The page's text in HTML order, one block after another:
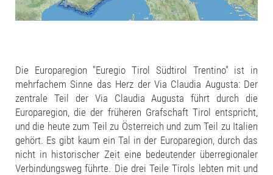
Die Europaregion "Euregio Tirol Südtirol Trentino" ist in
mehrfachem Sinne das Herz der Via Claudia Augusta: Der
zentrale Teil der Via Claudia Augusta führt durch die
Europaregion, die der früheren Grafschaft Tirol entspricht,
und die heute zum Teil zu Österreich und zum Teil zu Italien
gehört. Es gibt kaum ein Tal in der Europaregion, durch das
nicht in historischer Zeit eine bedeutender überregionaler
Verbindungsweg führte. Die drei Teile Tirols lebten mit und